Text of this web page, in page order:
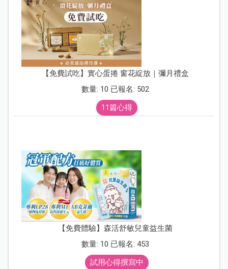
【免費試吃】實心蛋捲 窗花綻放｜彌月禮盒
數量: 10 已報名: 502
11篇心得
【免費體驗】森活舒敏兒童益生菌
數量: 10 已報名: 453
試用心得撰寫中